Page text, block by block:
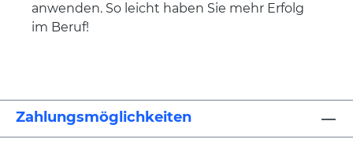
anwenden. So leicht haben Sie mehr Erfolg
im Beruf!
Zahlungsmöglichkeiten